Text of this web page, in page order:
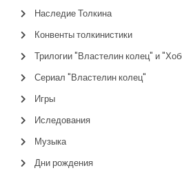
Наследие Толкина
Конвенты толкинистики
Трилогии "Властелин колец" и
Сериал "Властелин колец"
Игры
Иследования
Музыка
Дни рождения